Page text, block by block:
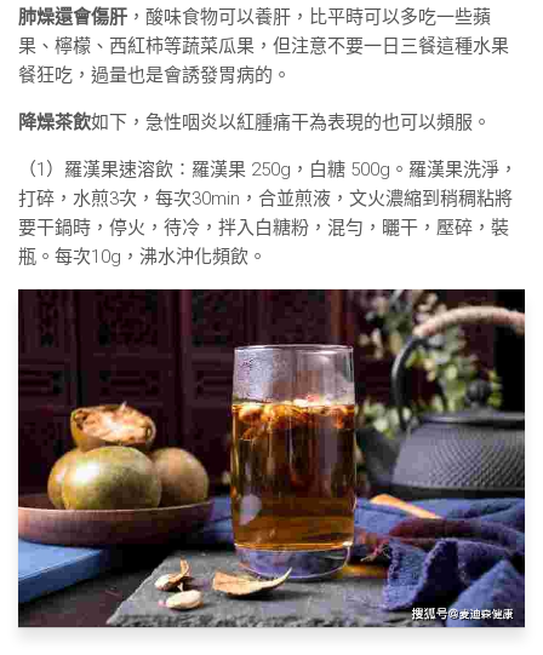
肺燥還會傷肝 ，酸味食物可以養肝，比平時可以多吃一些蘋
果、檸檬、西紅柿等蔬菜瓜果，但注意不要一日三餐這種水果
餐狂吃，過量也是會誘發胃病的。
降燥茶飲如下，急性咽炎以紅腫痛干為表現的也可以頻服。
（1）羅漢果速溶飲∶羅漢果 250g，白糖 500g。羅漢果洗淨，
打碎，水煎3次，每次30min，合並煎液，文火濃縮到稍稠粘將
要干鍋時，停火，待冷，拌入白糖粉，混勻，曬干，壓碎，裝
瓶。每次10g，沸水沖化頻飲。